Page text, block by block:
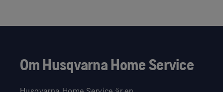
Om Husqvarna Home Service